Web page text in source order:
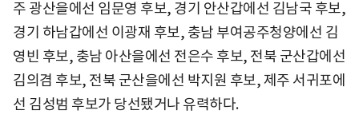
주 광산을에선 임문영 후보, 경기 안산갑에선 김남국 후보,
경기 하남갑에선 이광재 후보, 충남 부여공주청양에선 김
영빈 후보, 충남 아산을에선 전은수 후보, 전북 군산갑에선
김의겸 후보, 전북 군산을에선 박지원 후보, 제주 서귀포에
선 김성범 후보가 당선됐거나 유력하다.